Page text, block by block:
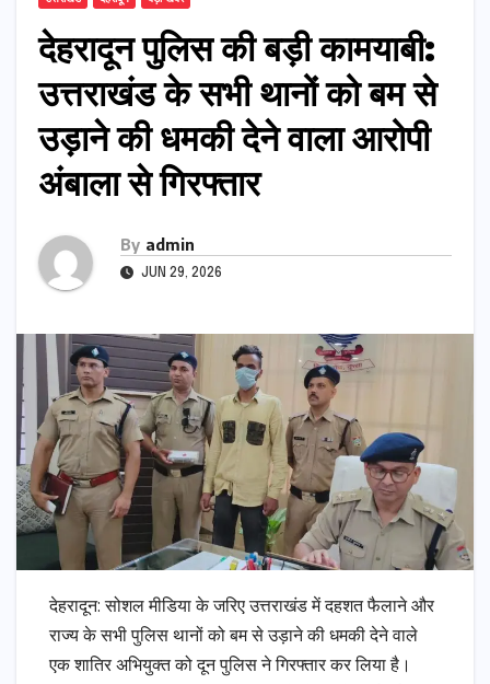
देहरादून पुलिस की बड़ी कामयाबी:
उत्तराखंड के सभी थानों को बम से
उड़ाने की धमकी देने वाला आरोपी
अंबाला से गिरफ्तार
By admin
JUN 29, 2026
​देहरादून: सोशल मीडिया के जरिए उत्तराखंड में दहशत फैलाने और
राज्य के सभी पुलिस थानों को बम से उड़ाने की धमकी देने वाले
एक शातिर अभियुक्त को दून पुलिस ने गिरफ्तार कर लिया है।